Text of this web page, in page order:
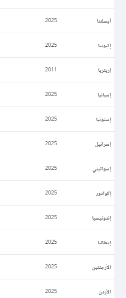
أيسلندا 2025
إثيوبيا 2025
إريتريا 2011
إسبانيا 2025
إستونيا 2025
إسرائيل 2025
إسواتيني 2025
إكوادور 2025
إندونيسيا 2025
إيطاليا 2025
الأرجنتين 2025
الأردن 2025